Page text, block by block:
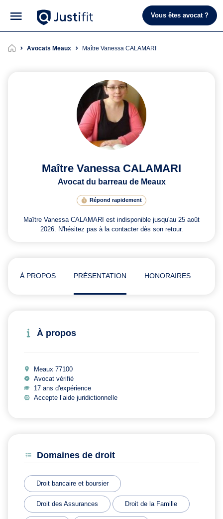
Vous êtes avocat ?
Avocats Meaux Maître Vanessa CALAMARI
Maître Vanessa CALAMARI
Avocat du barreau de Meaux
Répond rapidement
Maître Vanessa CALAMARI est indisponible jusqu'au 25 août
2026. N'hésitez pas à la contacter dès son retour.
À PROPOS PRÉSENTATION HONORAIRES
À propos
Meaux 77100
Avocat vérifié
17 ans d'expérience
Accepte l’aide juridictionnelle
Domaines de droit
Droit bancaire et boursier
Droit des Assurances Droit de la Famille